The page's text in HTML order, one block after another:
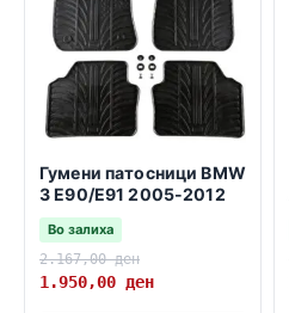
Гумени патосници BMW
3 E90/E91 2005-2012
Во залиха
2.167,00ден
1.950,00 ден